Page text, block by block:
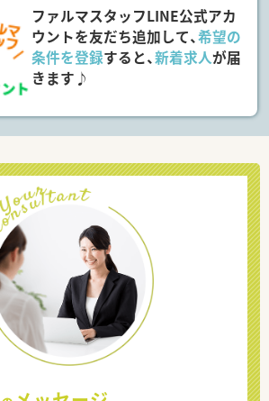
ファルマスタッフLINE公式アカ
ウントを友だち追加して、希望の
条件を登録すると、新着求人が届
きます♪